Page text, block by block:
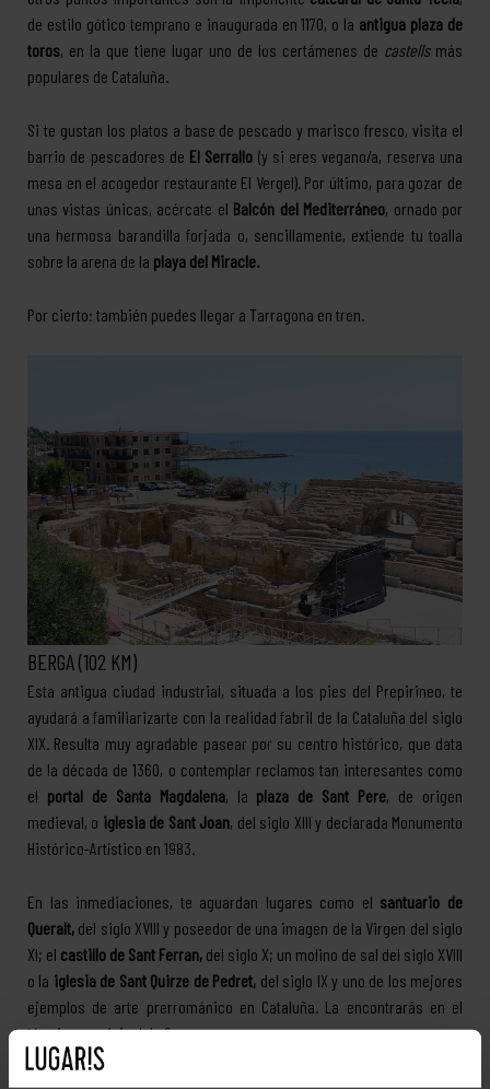
de estilo gótico temprano e inaugurada en 1170, o la antigua plaza de
toros, en la que tiene lugar uno de los certámenes de castells más
populares de Cataluña.
Si te gustan los platos a base de pescado y marisco fresco, visita el
barrio de pescadores de El Serrallo (y si eres vegano/a, reserva una
mesa en el acogedor restaurante El Vergel). Por último, para gozar de
unas vistas únicas, acércate el Balcón del Mediterráneo, ornado por
una hermosa barandilla forjada o, sencillamente, extiende tu toalla
sobre la arena de la playa del Miracle.
Por cierto: también puedes llegar a Tarragona en tren.
BERGA (102 KM)
Esta antigua ciudad industrial, situada a los pies del Prepirineo, te
ayudará a familiarizarte con la realidad fabril de la Cataluña del siglo
XIX. Resulta muy agradable pasear por su centro histórico, que data
de la década de 1360, o contemplar reclamos tan interesantes como
el portal de Santa Magdalena, la plaza de Sant Pere, de origen
medieval, o iglesia de Sant Joan, del siglo XIII y declarada Monumento
Histórico-Artístico en 1983.
En las inmediaciones, te aguardan lugares como el santuario de
Queralt, del siglo XVIII y poseedor de una imagen de la Virgen del siglo
XI; el castillo de Sant Ferran, del siglo X; un molino de sal del siglo XVIII
o la iglesia de Sant Quirze de Pedret, del siglo IX y uno de los mejores
ejemplos de arte prerrománico en Cataluña. La encontrarás en el
término municipal de Cercs.